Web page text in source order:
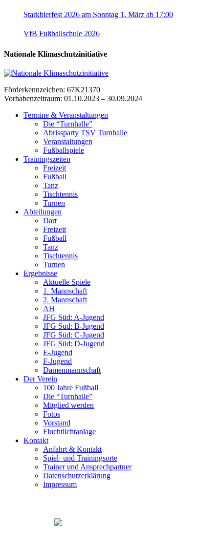
Starkbierfest 2026 am Sonntag 1. März ab 17:00
VfB Fußballschule 2026
Nationale Klimaschutzinitiative
Förderkennzeichen: 67K21370
Vorhabenzeitraum: 01.10.2023 – 30.09.2024
Termine & Veranstaltungen
Die “Turnhalle”
Abrissparty TSV Turnhalle
Veranstaltungen
Fußballspiele
Trainingszeiten
Freizeit
Fußball
Tanz
Tischtennis
Turnen
Abteilungen
Dart
Freizeit
Fußball
Tanz
Tischtennis
Turnen
Ergebnisse
Aktuelle Spiele
1. Mannschaft
2. Mannschaft
AH
JFG Süd: A-Jugend
JFG Süd: B-Jugend
JFG Süd: C-Jugend
JFG Süd: D-Jugend
E-Jugend
F-Jugend
Damenmannschaft
Der Verein
100 Jahre Fußball
Die “Turnhalle”
Mitglied werden
Fotos
Vorstand
Fluchtlichtanlage
Kontakt
Anfahrt & Kontakt
Spiel- und Trainingsorte
Trainer und Ansprechpartner
Datenschutzerklärung
Impressum